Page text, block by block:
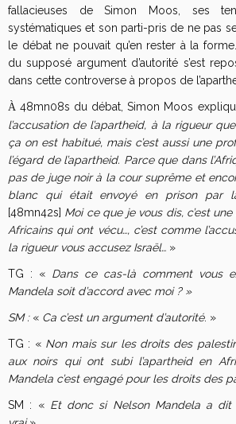
fallacieuses de Simon Moos, ses
systématiques et son parti-pris de ne pas
le débat ne pouvait qu’en rester à la
du supposé argument d’autorité s’est
dans cette controverse à propos de
À 48mn08s du débat, Simon Moos
l’accusation de l’apartheid, à la rigueur
ça on est habitué, mais c’est aussi une
l’égard de l’apartheid. Parce que dans
pas de juge noir à la cour suprême et
blanc qui était envoyé en prison par
[48mn42s] Moi ce que je vous dis, c’est
Africains qui ont vécu…, c’est comme
la rigueur vous accusez Israël… »
TG : « Dans ce cas-là comment vous
Mandela soit d’accord avec moi ? »
SM : « Ca c’est un argument d’autorité. »
TG : « Non mais sur les droits des
aux noirs qui ont subi l’apartheid en
Mandela c’est engagé pour les droits des
SM : « Et donc si Nelson Mandela a dit